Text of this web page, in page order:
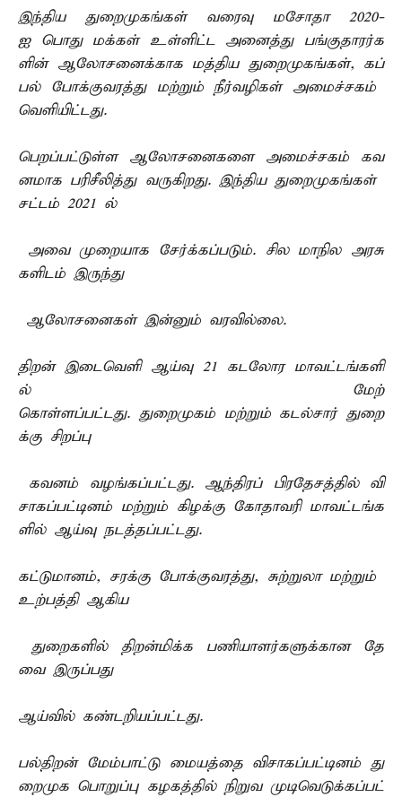
இந்திய துறைமுகங்கள் வரைவு மசோதா 2020-
ஐ பொது மக்கள் உள்ளிட்ட அனைத்து பங்குதாரர்க
ளின் ஆலோசனைக்காக மத்திய துறைமுகங்கள், கப்
பல் போக்குவரத்து மற்றும் நீர்வழிகள் அமைச்சகம்
வெளியிட்டது.
பெறப்பட்டுள்ள ஆலோசனைகளை அமைச்சகம் கவ
னமாக பரிசீலித்து வருகிறது. இந்திய துறைமுகங்கள்
சட்டம் 2021 ல்
அவை முறையாக சேர்க்கப்படும். சில மாநில அரசு
களிடம் இருந்து
ஆலோசனைகள் இன்னும் வரவில்லை.
திறன் இடைவெளி ஆய்வு 21 கடலோர மாவட்டங்களி
ல் மேற்
கொள்ளப்பட்டது. துறைமுகம் மற்றும் கடல்சார் துறை
க்கு சிறப்பு
கவனம் வழங்கப்பட்டது. ஆந்திரப் பிரதேசத்தில் வி
சாகப்பட்டினம் மற்றும் கிழக்கு கோதாவரி மாவட்டங்க
ளில் ஆய்வு நடத்தப்பட்டது.
கட்டுமானம், சரக்கு போக்குவரத்து, சுற்றுலா மற்றும்
உற்பத்தி ஆகிய
துறைகளில் திறன்மிக்க பணியாளர்களுக்கான தே
வை இருப்பது
ஆய்வில் கண்டறியப்பட்டது.
பல்திறன் மேம்பாட்டு மையத்தை விசாகப்பட்டினம் து
றைமுக பொறுப்பு கழகத்தில் நிறுவ முடிவெடுக்கப்பட்